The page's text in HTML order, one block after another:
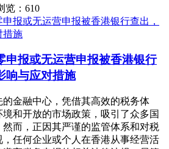
览：610
申报或无运营申报被香港银行
响与应对措施
金融中心，凭借其高效的税务体
和开放的市场政策，吸引了众多国
然而，正因其严谨的监管体系和对税
任何企业或个人在香港从事经营活